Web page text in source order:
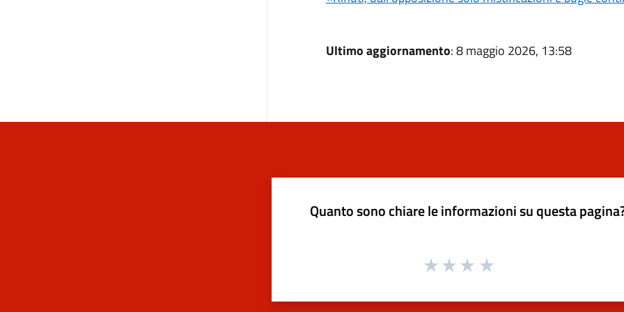
Ultimo aggiornamento: 8 maggio 2026, 13:58
Quanto sono chiare le informazioni su questa